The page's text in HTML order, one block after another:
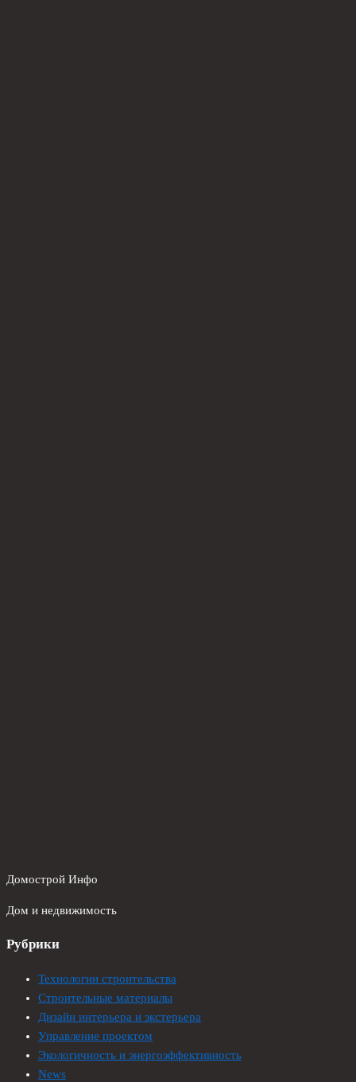
Домострой Инфо
Дом и недвижимость
Рубрики
Технологии строительства
Строительные материалы
Дизайн интерьера и экстерьера
Управление проектом
Экологичность и энергоэффективность
News